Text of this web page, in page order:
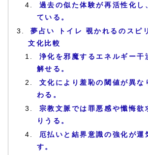
過去の似た体験が再活性化し
ている。
夢占い トイレ 覗かれるのスピ
文化比較
浄化を邪魔するエネルギー干
解せる。
文化により羞恥の閾値が異な
わる。
宗教文脈では罪悪感や懺悔欲
りうる。
厄払いと結界意識の強化が運
す。